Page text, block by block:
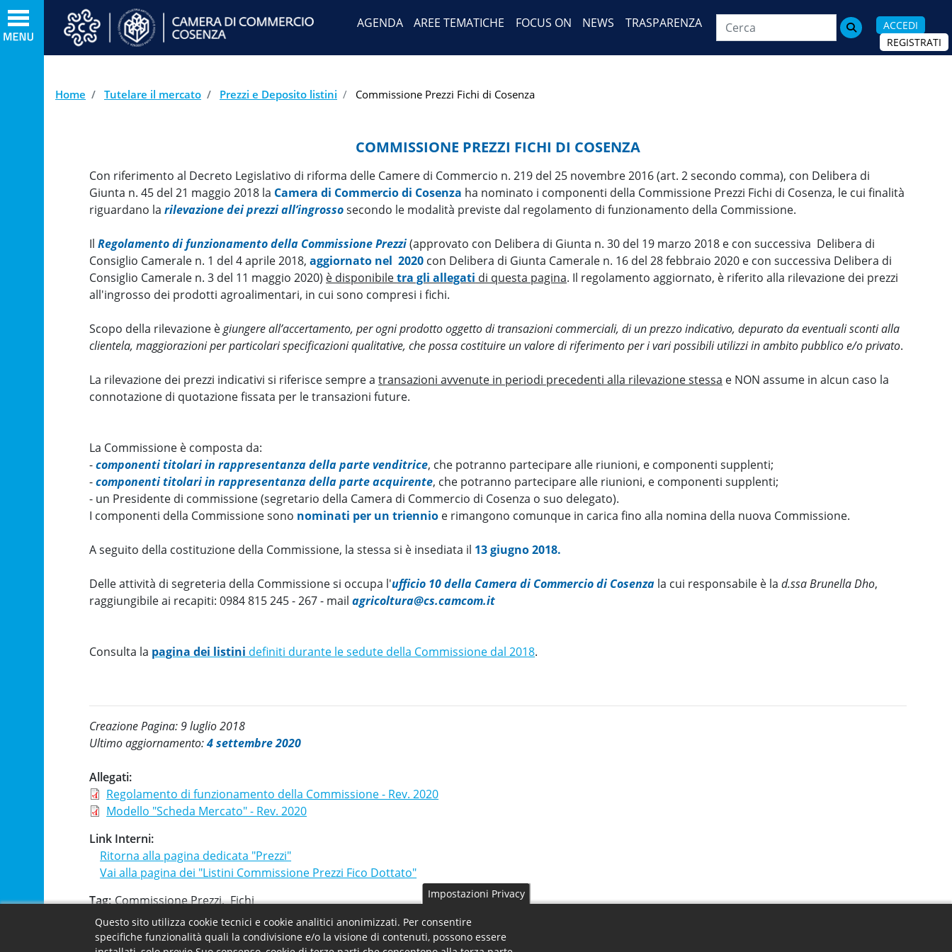
al
principale
AGENDA AREE TEMATICHE FOCUS ON NEWS TRASPARENZA 
ACCEDI
REGISTRATI
Home Tutelare il mercato Prezzi e Deposito listini Commissione Prezzi Fichi di Cosenza
COMMISSIONE PREZZI FICHI DI COSENZA
Con riferimento al Decreto Legislativo di riforma delle Camere di Commercio n. 219 del 25 novembre 2016 (art. 2 secondo comma), con Delibera di
Giunta n. 45 del 21 maggio 2018 la Camera di Commercio di Cosenza ha nominato i componenti della Commissione Prezzi Fichi di Cosenza, le cui finalità
riguardano larilevazione dei prezzi all’ingrossosecondo le modalità previste dal regolamento di funzionamento della Commissione.
IlRegolamento di funzionamento della Commissione Prezzi(approvato con Delibera di Giunta n. 30 del 19 marzo 2018 e con successiva Delibera di
Consiglio Camerale n. 1 del 4 aprile 2018,aggiornato nel 2020 con Delibera di Giunta Camerale n. 16 del 28 febbraio 2020 e con successiva Delibera di
Consiglio Camerale n. 3 del 11 maggio 2020) è disponibiletra gli allegati di questa pagina. Il regolamento aggiornato, è riferito alla rilevazione dei prezzi
all'ingrosso dei prodotti agroalimentari, in cui sono compresi i fichi.
Scopo della rilevazione ègiungere all’accertamento, per ogni prodotto oggetto di transazioni commerciali, di un prezzo indicativo, depurato da eventuali sconti alla
clientela, maggiorazioni per particolari specificazioni qualitative, che possa costituire un valore di riferimento per i vari possibili utilizzi in ambito pubblico e/o privato.
La rilevazione dei prezzi indicativi si riferisce sempre atransazioni avvenute in periodi precedenti alla rilevazione stessa e NON assume in alcun caso la
connotazione di quotazione fissata per le transazioni future.
La Commissione è composta da:
-componenti titolari in rappresentanza della parte venditrice, che potranno partecipare alle riunioni, e componenti supplenti;
-componenti titolari in rappresentanza della parte acquirente, che potranno partecipare alle riunioni, e componenti supplenti;
- un Presidente di commissione (segretario della Camera di Commercio di Cosenza o suo delegato).
I componenti della Commissione sono nominati per un triennio e rimangono comunque in carica fino alla nomina della nuova Commissione.
A seguito della costituzione della Commissione, la stessa si è insediata il 13 giugno 2018.
Delle attività di segreteria della Commissione si occupa l'ufficio 10 della Camera di Commercio di Cosenza la cui responsabile è lad.ssa Brunella Dho,
raggiungibile ai recapiti: 0984 815 245 - 267 - mailagricoltura@cs.camcom.it
Consulta la pagina dei listini definiti durante le sedute della Commissione dal 2018.
Creazione Pagina: 9 luglio 2018
Ultimo aggiornamento:4 settembre 2020
Allegati
Regolamento di funzionamento della Commissione - Rev. 2020
Modello "Scheda Mercato" - Rev. 2020
Link Interni
Ritorna alla pagina dedicata "Prezzi"
Vai alla pagina dei "Listini Commissione Prezzi Fico Dottato"
Tag Commissione Prezzi Fichi
Facebook
X Email
Impostazioni Privacy
Questo sito utilizza cookie tecnici e cookie analitici anonimizzati. Per consentire
specifiche funzionalità quali la condivisione e/o la visione di contenuti, possono essere